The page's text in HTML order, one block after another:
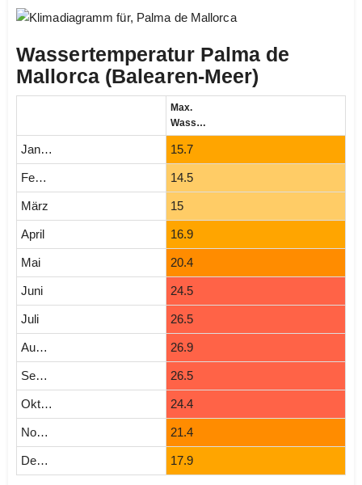
Wassertemperatur Palma de
Mallorca (Balearen-Meer)
Max.
Wassertemperatur (°C)
Januar 15.7
Februar 14.5
März 15
April 16.9
Mai 20.4
Juni 24.5
Juli 26.5
August 26.9
September 26.5
Oktober 24.4
November 21.4
Dezember 17.9